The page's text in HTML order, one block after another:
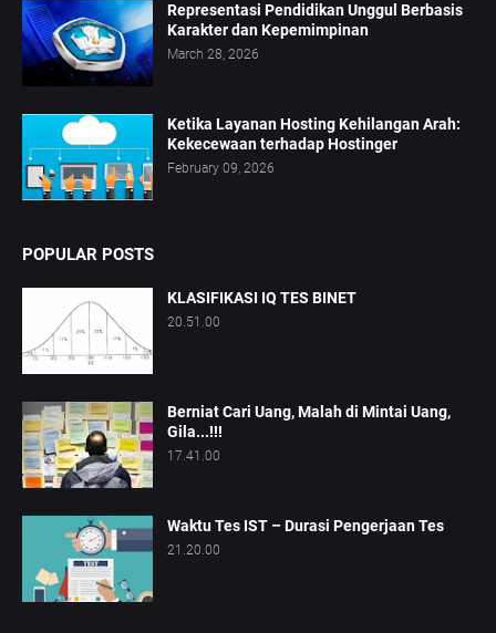
Representasi Pendidikan Unggul Berbasis
Karakter dan Kepemimpinan
March 28, 2026
Ketika Layanan Hosting Kehilangan Arah:
Kekecewaan terhadap Hostinger
February 09, 2026
POPULAR POSTS
KLASIFIKASI IQ TES BINET
20.51.00
Berniat Cari Uang, Malah di Mintai Uang,
Gila...!!!
17.41.00
Waktu Tes IST – Durasi Pengerjaan Tes
21.20.00